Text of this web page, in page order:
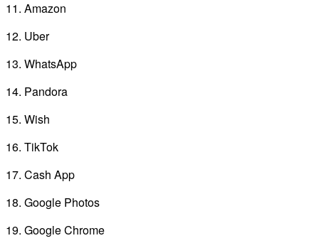
11. Amazon
12. Uber
13. WhatsApp
14. Pandora
15. Wish
16. TikTok
17. Cash App
18. Google Photos
19. Google Chrome